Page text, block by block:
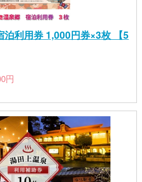
泊利用券 1,000円券×3枚 【5
円